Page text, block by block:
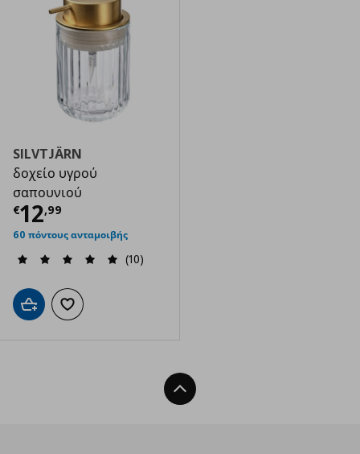
SILVTJÄRN
δοχείο υγρού
σαπουνιού
€12,99
Τρέχουσα τιμή
60 πόντους ανταμοιβής
(10)
Προσθήκη στο καλάθι
Προσθήκη στα αγαπημένα
Back To Top